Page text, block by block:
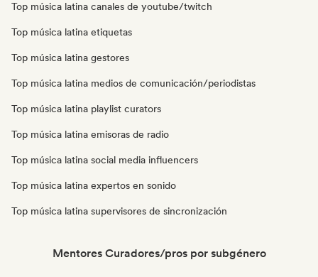
Top música latina canales de youtube/twitch
Top música latina etiquetas
Top música latina gestores
Top música latina medios de comunicación/periodistas
Top música latina playlist curators
Top música latina emisoras de radio
Top música latina social media influencers
Top música latina expertos en sonido
Top música latina supervisores de sincronización
Mentores Curadores/pros por subgénero